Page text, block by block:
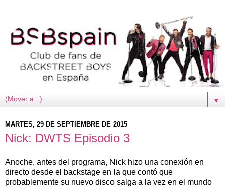
▼
MARTES, 29 DE SEPTIEMBRE DE 2015
Nick: DWTS Episodio 3
Anoche, antes del programa, Nick hizo una conexión en
directo desde el backstage en la que contó que
probablemente su nuevo disco salga a la vez en el mundo